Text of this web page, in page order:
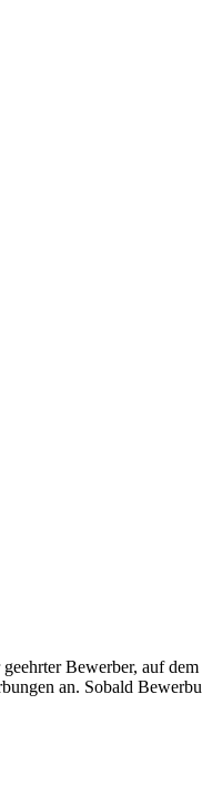
Bewerber, auf
an. Sobald